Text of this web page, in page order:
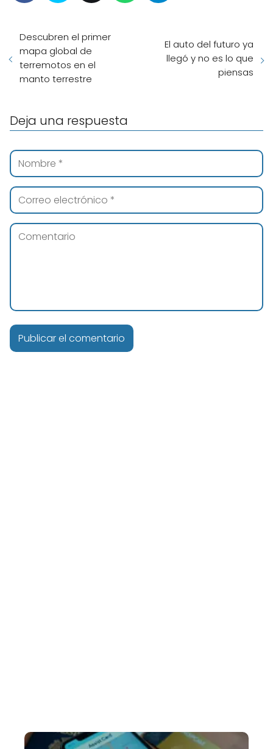
Descubren el primer
mapa global de
terremotos en el
manto terrestre
El auto del futuro ya
llegó y no es lo que
piensas
Deja una respuesta